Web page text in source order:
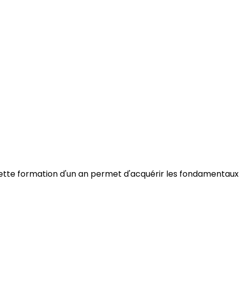
formation d'un an permet d'acquérir les fondamentaux